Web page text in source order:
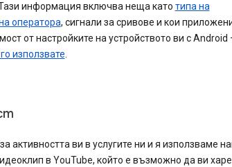
Тази информация включва неща като типа на
оператора, сигнали за сривове и кои
от настройките на устройството ви с Android
използвате.
активността ви в услугите ни и я използваме
в YouTube, който е възможно да ви